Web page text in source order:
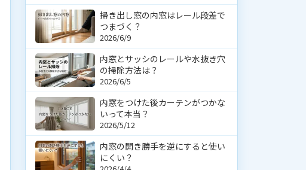
掃き出し窓の内窓はレール段差で
つまづく？
2026/6/9
内窓とサッシのレールや水抜き穴
の掃除方法は？
2026/6/5
内窓をつけた後カーテンがつかな
いって本当？
2026/5/12
内窓の開き勝手を逆にすると使い
にくい？